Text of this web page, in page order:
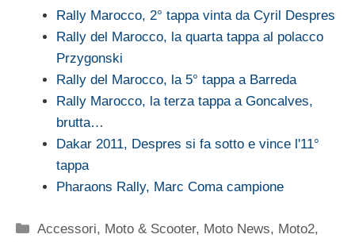
Rally Marocco, 2° tappa vinta da Cyril Despres
Rally del Marocco, la quarta tappa al polacco
Przygonski
Rally del Marocco, la 5° tappa a Barreda
Rally Marocco, la terza tappa a Goncalves,
brutta…
Dakar 2011, Despres si fa sotto e vince l'11°
tappa
Pharaons Rally, Marc Coma campione
Categorie
Accessori, Moto & Scooter, Moto News, Moto2,